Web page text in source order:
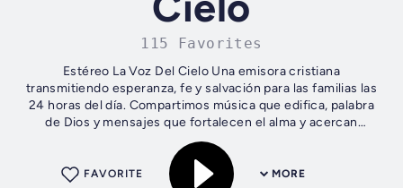
115 Favorites
Estéreo La Voz Del Cielo Una emisora cristiana
transmitiendo esperanza, fe y salvación para las familias las
24 horas del día. Compartimos música que edifica, palabra
de Dios y mensajes que fortalecen el alma y acercan
corazones a la presencia del...
MORE
FAVORITE